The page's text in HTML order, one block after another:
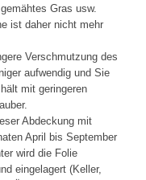
Gras usw.
ist daher nicht mehr
Verschmutzung des
aufwendig und Sie
mit geringeren
Abdeckung mit
April bis September
wird die Folie
eingelagert (Keller,